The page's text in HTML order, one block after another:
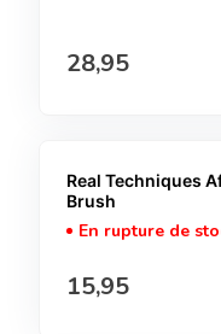
Prix normal
28,95
Real Techniques
Brush
En rupture de
Prix normal
15,95